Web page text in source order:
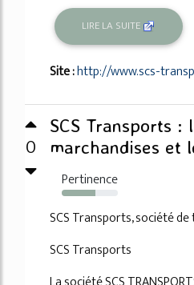
LIRE LA SUITE
Site :http://www.scs-
0
SCS Transports :
marchandises et
Pertinence
60%
SCS Transports, société
SCS Transports